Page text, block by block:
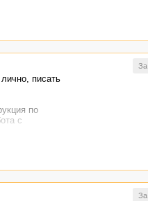
За
писать
по
с
Без
За